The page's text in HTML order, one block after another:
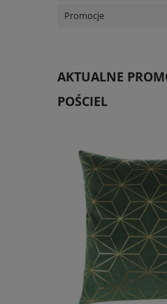
Promocje
AKTUALNE
POŚCIEL